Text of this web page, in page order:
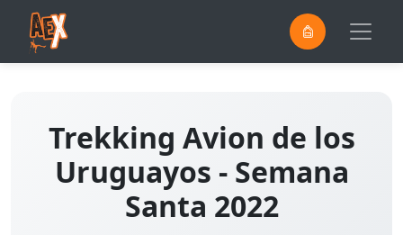
Trekking Avion de los
Uruguayos - Semana
Santa 2022